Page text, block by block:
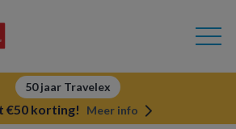
50 jaar Travelex
€50 korting! Meer info